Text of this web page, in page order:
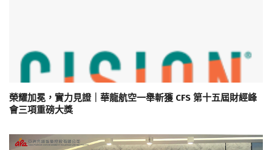
榮耀加冕，實力見證｜華龍航空一舉斬獲 CFS 第十五屆財經峰
會三項重磅大獎